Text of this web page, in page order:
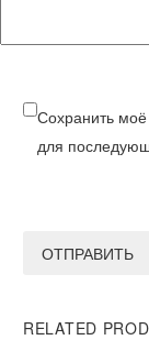
Сохранить
для
ОТПРАВИТЬ
RELATED